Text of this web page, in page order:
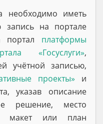
необходимо иметь
запись на портале
портал платформы
«Госуслуги»,
учётной записью,
проекты» и
указав описание
решение, место
макет или план